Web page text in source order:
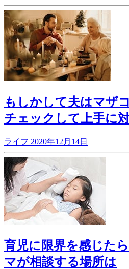
もしかして夫はマザ
チェックして上手に
ライフ 2020年12月14日
育児に限界を感じた
マが相談する場所は